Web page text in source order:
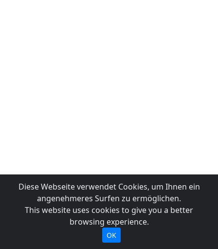
Diese Webseite verwendet Cookies, um Ihnen ein
angenehmeres Surfen zu ermöglichen.
This website uses cookies to give you a better
browsing experience.
OK